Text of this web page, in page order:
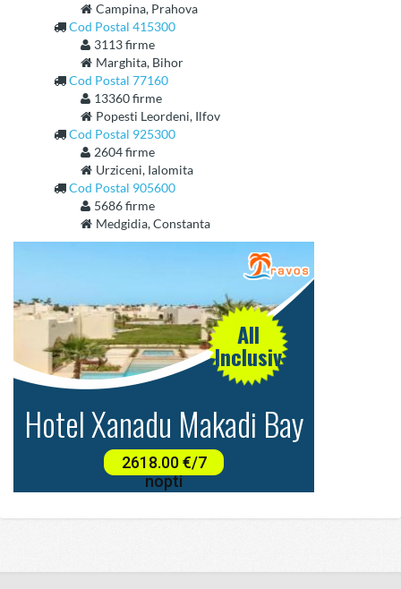
Campina, Prahova
Cod Postal 415300
3113 firme
Marghita, Bihor
Cod Postal 77160
13360 firme
Popesti Leordeni, Ilfov
Cod Postal 925300
2604 firme
Urziceni, Ialomita
Cod Postal 905600
5686 firme
Medgidia, Constanta